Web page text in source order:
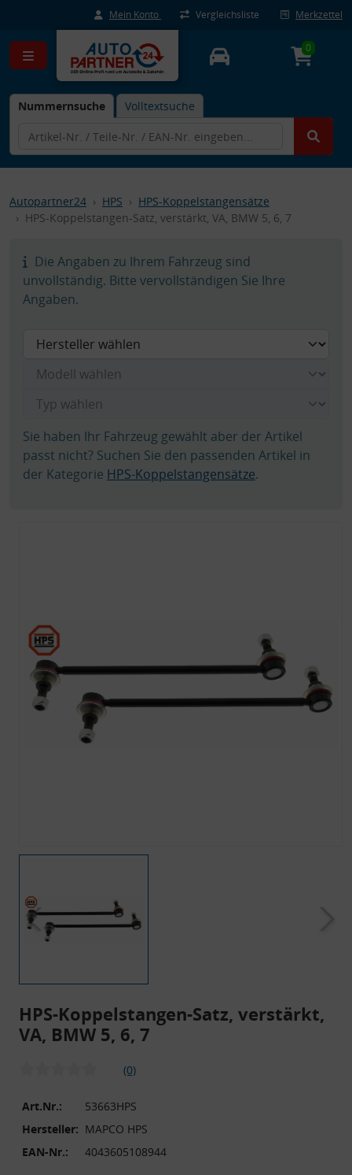
Mein Konto Vergleichsliste Merkzettel
Nummernsuche Volltextsuche
0
Autopartner24 HPS
HPS-Koppelstangensätze
HPS-Koppelstangen-Satz, verstärkt, VA, BMW 5, 6, 7
Die Angaben zu Ihrem Fahrzeug sind
unvollständig. Bitte vervollständigen Sie Ihre
Angaben.
Sie haben Ihr Fahrzeug gewählt aber der Artikel
passt nicht? Suchen Sie den passenden Artikel in
der Kategorie HPS-Koppelstangensätze.
HPS-Koppelstangen-Satz, verstärkt,
VA, BMW 5, 6, 7
(0)
Art.Nr.:
53663HPS
Hersteller: MAPCO HPS
EAN-Nr.:
4043605108944